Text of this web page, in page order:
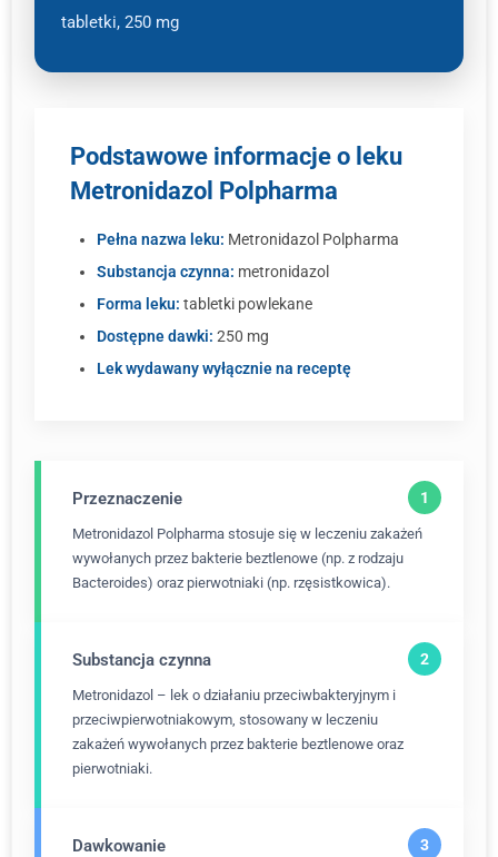
tabletki, 250 mg
Podstawowe informacje o leku
Metronidazol Polpharma
Pełna nazwa leku: Metronidazol Polpharma
Substancja czynna: metronidazol
Forma leku: tabletki powlekane
Dostępne dawki: 250 mg
Lek wydawany wyłącznie na receptę
Przeznaczenie
Metronidazol Polpharma stosuje się w leczeniu zakażeń
wywołanych przez bakterie beztlenowe (np. z rodzaju
Bacteroides) oraz pierwotniaki (np. rzęsistkowica).
Substancja czynna
Metronidazol – lek o działaniu przeciwbakteryjnym i
przeciwpierwotniakowym, stosowany w leczeniu
zakażeń wywołanych przez bakterie beztlenowe oraz
pierwotniaki.
Dawkowanie